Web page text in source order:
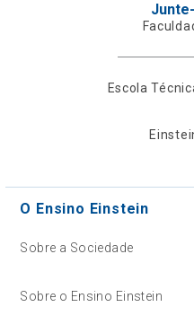
Escola
O Ensino Einstein
Sobre a Sociedade
Sobre o Ensino Einstein